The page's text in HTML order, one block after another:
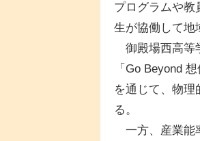
プログラムや教
生が協働して地
御殿場西高等
「Go Beyond
を通じて、物
る。
一方、産業能